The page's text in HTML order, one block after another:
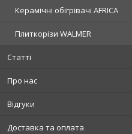
Керамічні обігрівачі AFRICA
Плиткорізи WALMER
Статті
Про нас
Відгуки
Доставка та оплата